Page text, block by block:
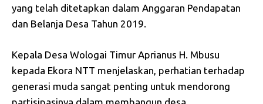
yang telah ditetapkan dalam Anggaran Pendapatan
dan Belanja Desa Tahun 2019.
Kepala Desa Wologai Timur Aprianus H. Mbusu
kepada Ekora NTT menjelaskan, perhatian terhadap
generasi muda sangat penting untuk mendorong